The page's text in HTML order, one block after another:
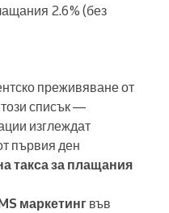
2.6% (без
преживяване от
списък —
изглеждат
първия ден
такса за плащания
маркетингвъв